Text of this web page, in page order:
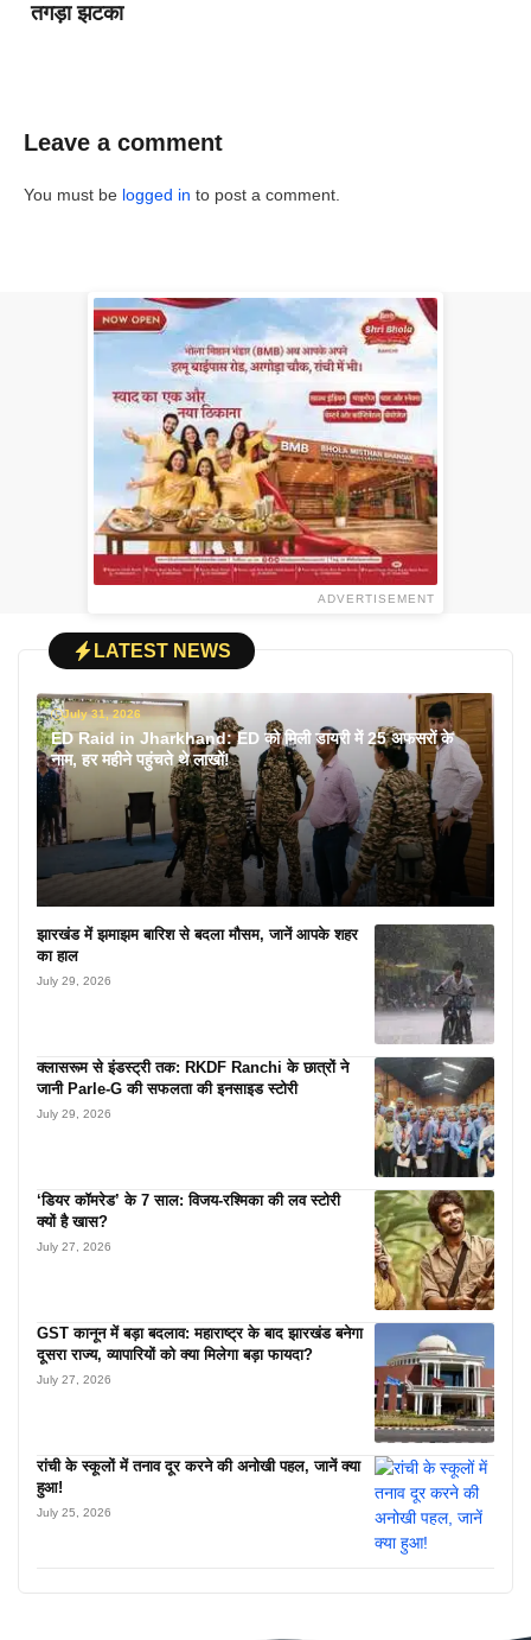
तगड़ा झटका
Leave a comment
You must be logged in to post a comment.
ADVERTISEMENT
LATEST NEWS
July 31, 2026
ED Raid in Jharkhand: ED को मिली डायरी में 25 अफसरों के
नाम, हर महीने पहुंचते थे लाखों!
झारखंड में झमाझम बारिश से बदला मौसम, जानें आपके शहर
का हाल
July 29, 2026
क्लासरूम से इंडस्ट्री तक: RKDF Ranchi के छात्रों ने
जानी Parle-G की सफलता की इनसाइड स्टोरी
July 29, 2026
‘डियर कॉमरेड’ के 7 साल: विजय-रश्मिका की लव स्टोरी
क्यों है खास?
July 27, 2026
GST कानून में बड़ा बदलाव: महाराष्ट्र के बाद झारखंड बनेगा
दूसरा राज्य, व्यापारियों को क्या मिलेगा बड़ा फायदा?
July 27, 2026
रांची के स्कूलों में तनाव दूर करने की अनोखी पहल, जानें क्या
हुआ!
July 25, 2026